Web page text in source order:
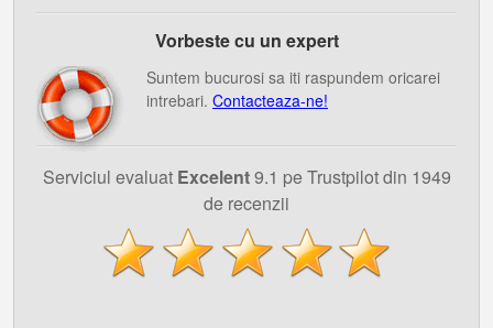
Vorbeste cu un expert
Suntem bucurosi sa iti raspundem oricarei
intrebari. Contacteaza-ne!
Serviciul evaluat Excelent9.1 pe Trustpilot din 1949
de recenzii